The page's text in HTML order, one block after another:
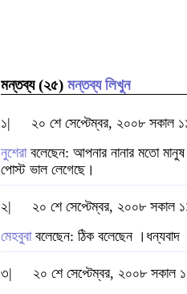
মন্তব্য (২৫) মন্তব্য লিখুন
১|
২০ শে সেপ্টেম্বর, ২০০৮ সকাল
নুশেরাবলেছেন: আপনার নানার মতো
পোস্ট ভাল লেগেছে।
২|
২০ শে সেপ্টেম্বর, ২০০৮ সকাল
মেহবুবাবলেছেন: ঠিক বলেছেন ।ধন্যবাদ
৩|
২০ শে সেপ্টেম্বর, ২০০৮ সকাল